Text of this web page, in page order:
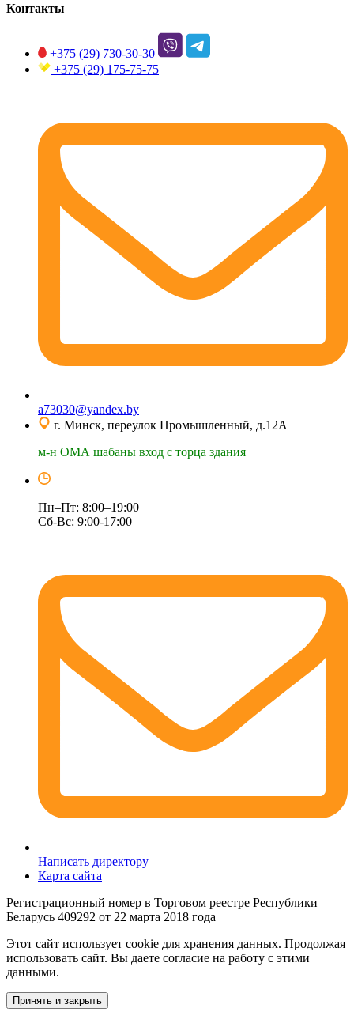
Контакты
+375 (29) 730-30-30
+375 (29) 175-75-75
a73030@yandex.by
г. Минск, переулок Промышленный, д.12А
м-н ОМА шабаны вход с торца здания
Пн–Пт: 8:00–19:00
Сб-Вс: 9:00-17:00
Написать директору
Карта сайта
Регистрационный номер в Торговом реестре Республики
Беларусь 409292 от 22 марта 2018 года
Этот сайт использует cookie для хранения данных. Продолжая
использовать сайт. Вы даете согласие на работу с этими
данными.
Принять и закрыть